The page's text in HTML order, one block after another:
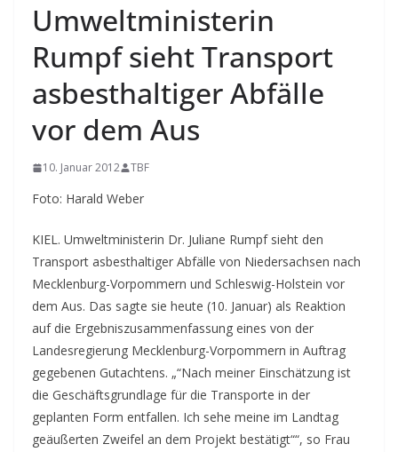
Umweltministerin
Rumpf sieht Transport
asbesthaltiger Abfälle
vor dem Aus
10. Januar 2012 TBF
Foto: Harald Weber
KIEL. Umweltministerin Dr. Juliane Rumpf sieht den
Transport asbesthaltiger Abfälle von Niedersachsen nach
Mecklenburg-Vorpommern und Schleswig-Holstein vor
dem Aus. Das sagte sie heute (10. Januar) als Reaktion
auf die Ergebniszusammenfassung eines von der
Landesregierung Mecklenburg-Vorpommern in Auftrag
gegebenen Gutachtens. „“Nach meiner Einschätzung ist
die Geschäftsgrundlage für die Transporte in der
geplanten Form entfallen. Ich sehe meine im Landtag
geäußerten Zweifel an dem Projekt bestätigt““, so Frau